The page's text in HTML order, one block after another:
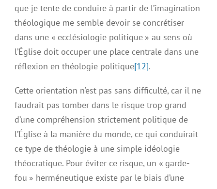
que je tente de conduire à partir de l’imagination
théologique me semble devoir se concrétiser
dans une « ecclésiologie politique » au sens où
l’Église doit occuper une place centrale dans une
réflexion en théologie politique[12].
Cette orientation n’est pas sans difficulté, car il ne
faudrait pas tomber dans le risque trop grand
d’une compréhension strictement politique de
l’Église à la manière du monde, ce qui conduirait
ce type de théologie à une simple idéologie
théocratique. Pour éviter ce risque, un « garde-
fou » herméneutique existe par le biais d’une